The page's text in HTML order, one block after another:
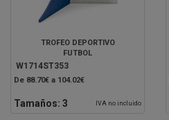
TROFEO DEPORTIVO
FUTBOL
W1714ST353
De 88.70€ a 104.02€
Tamaños: 3 IVA no incluido